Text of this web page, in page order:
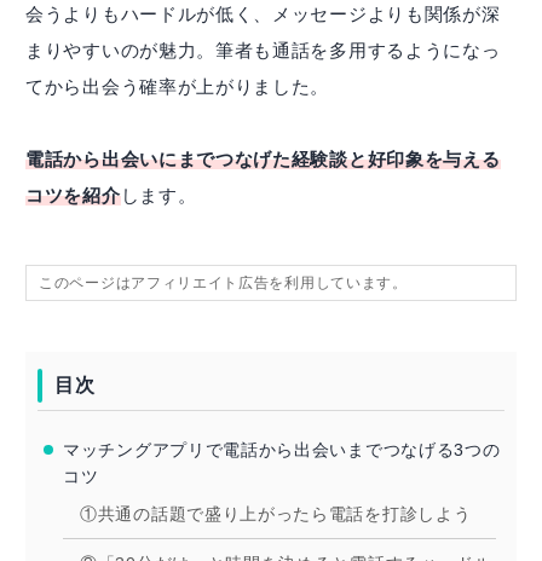
会うよりもハードルが低く、メッセージよりも関係が深
まりやすいのが魅力。筆者も通話を多用するようになっ
てから出会う確率が上がりました。
電話から出会いにまでつなげた経験談と好印象を与える
コツを紹介します。
このページはアフィリエイト広告を利用しています。
目次
マッチングアプリで電話から出会いまでつなげる3つの
コツ
①共通の話題で盛り上がったら電話を打診しよう